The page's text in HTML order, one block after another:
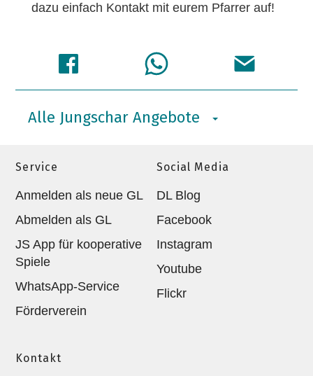
dazu einfach Kontakt mit eurem Pfarrer auf!
Alle Jungschar Angebote
Service
Anmelden als neue GL
Abmelden als GL
JS App für kooperative
Spiele
WhatsApp-Service
Förderverein
Social Media
DL Blog
Facebook
Instagram
Youtube
Flickr
Kontakt